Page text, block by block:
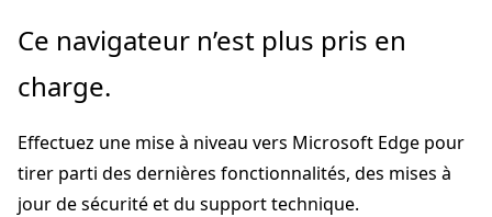
Passer
directement
au
principal
Ce navigateur n’est plus pris en
charge.
Effectuez une mise à niveau vers Microsoft Edge pour
tirer parti des dernières fonctionnalités, des mises à
jour de sécurité et du support technique.